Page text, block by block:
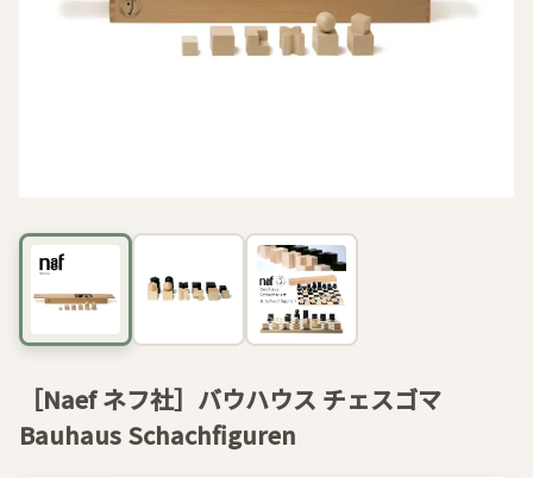
［Naef ネフ社］バウハウス チェスゴマ
Bauhaus Schachfiguren